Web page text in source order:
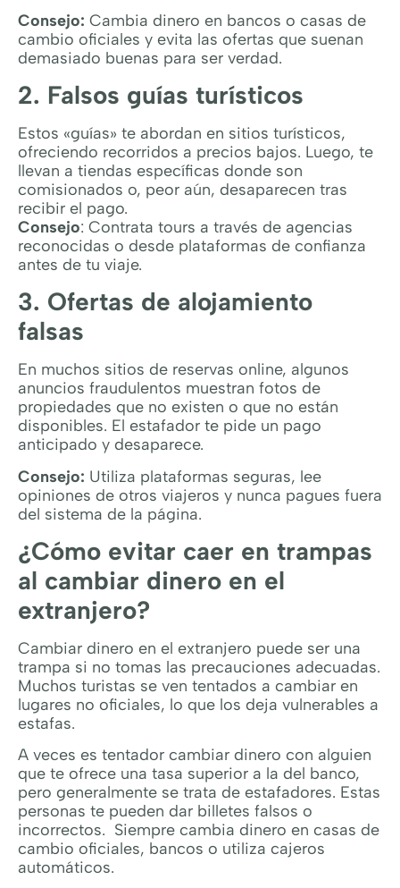
Consejo: Cambia dinero en bancos o casas de
cambio oficiales y evita las ofertas que suenan
demasiado buenas para ser verdad.
2. Falsos guías turísticos
Estos «guías» te abordan en sitios turísticos,
ofreciendo recorridos a precios bajos. Luego, te
llevan a tiendas específicas donde son
comisionados o, peor aún, desaparecen tras
recibir el pago.
Consejo: Contrata tours a través de agencias
reconocidas o desde plataformas de confianza
antes de tu viaje.
3. Ofertas de alojamiento
falsas
En muchos sitios de reservas online, algunos
anuncios fraudulentos muestran fotos de
propiedades que no existen o que no están
disponibles. El estafador te pide un pago
anticipado y desaparece.
Consejo: Utiliza plataformas seguras, lee
opiniones de otros viajeros y nunca pagues fuera
del sistema de la página.
¿Cómo evitar caer en trampas
al cambiar dinero en el
extranjero?
Cambiar dinero en el extranjero puede ser una
trampa si no tomas las precauciones adecuadas.
Muchos turistas se ven tentados a cambiar en
lugares no oficiales, lo que los deja vulnerables a
estafas.
A veces es tentador cambiar dinero con alguien
que te ofrece una tasa superior a la del banco,
pero generalmente se trata de estafadores. Estas
personas te pueden dar billetes falsos o
incorrectos. Siempre cambia dinero en casas de
cambio oficiales, bancos o utiliza cajeros
automáticos.